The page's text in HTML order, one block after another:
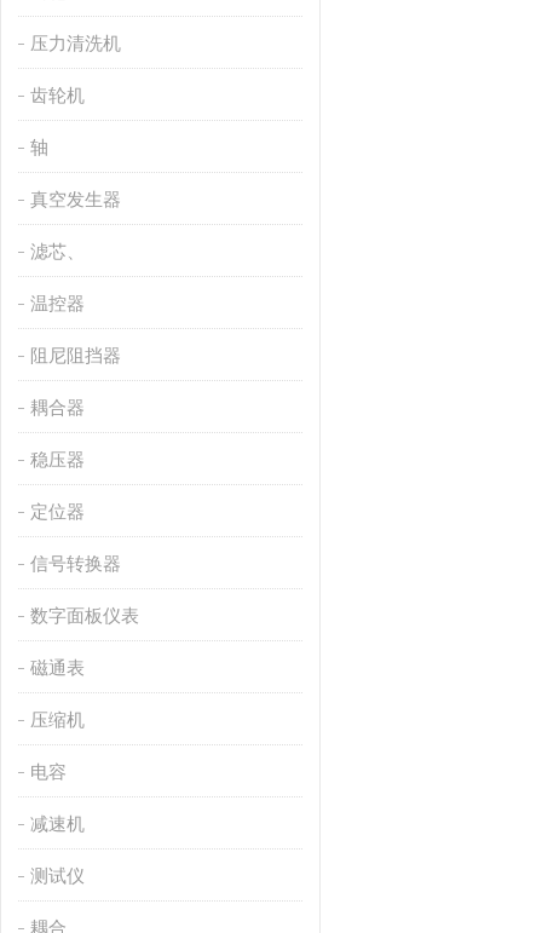
压力清洗机
齿轮机
轴
真空发生器
滤芯、
温控器
阻尼阻挡器
耦合器
稳压器
定位器
信号转换器
数字面板仪表
磁通表
压缩机
电容
减速机
测试仪
耦合